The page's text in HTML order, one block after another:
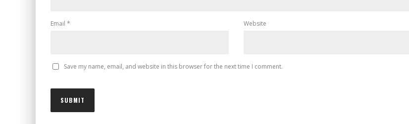
Email * Website
Save my name, email, and website in this browser for the next time I comment.